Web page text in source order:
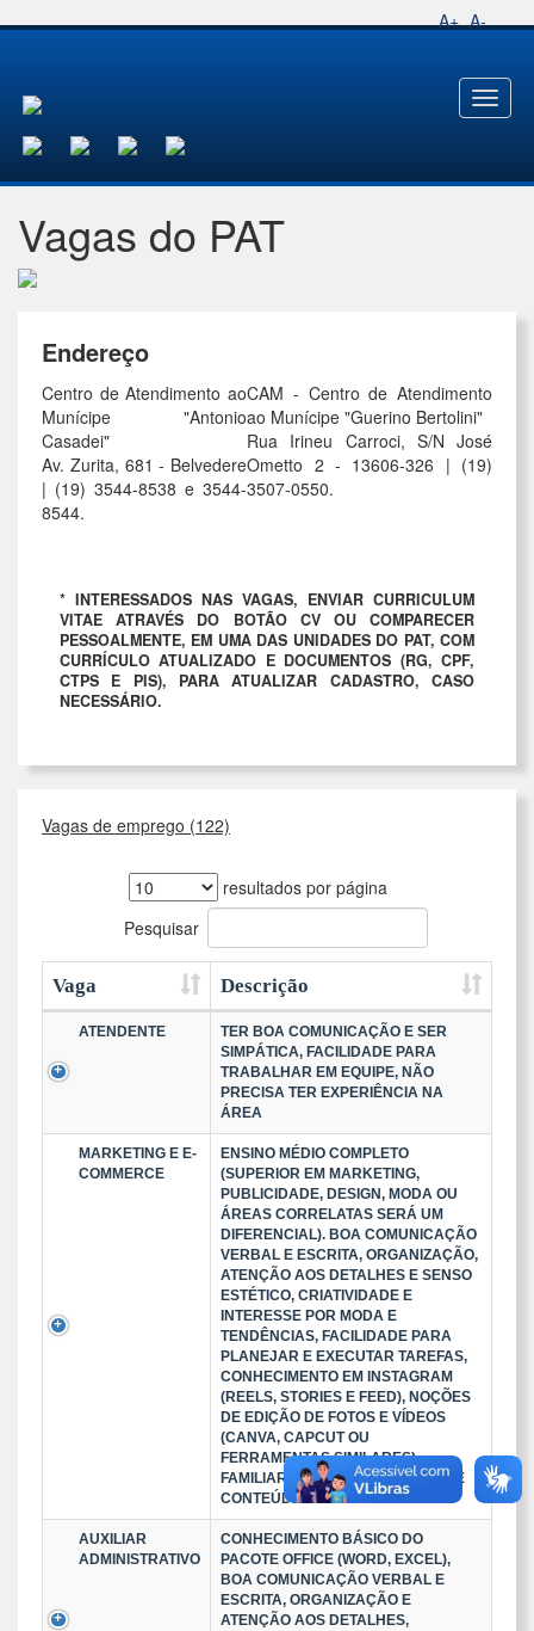
A+ A-
Toggle
Vagas do PAT
Endereço
Centro de Atendimento ao
Munícipe "Antonio
Casadei"
Av. Zurita, 681 - Belvedere
| (19) 3544-8538 e 3544-
8544.
CAM - Centro de Atendimento
ao Munícipe "Guerino Bertolini"
Rua Irineu Carroci, S/N José
Ometto 2 - 13606-326 | (19)
3507-0550.
* INTERESSADOS NAS VAGAS, ENVIAR CURRICULUM
VITAE ATRAVÉS DO BOTÃO CV OU COMPARECER
PESSOALMENTE, EM UMA DAS UNIDADES DO PAT, COM
CURRÍCULO ATUALIZADO E DOCUMENTOS (RG, CPF,
CTPS E PIS), PARA ATUALIZAR CADASTRO, CASO
NECESSÁRIO.
Vagas de emprego (122)
resultados por página
Pesquisar
Vaga Descrição
ATENDENTE
TER BOA COMUNICAÇÃO E SER
SIMPÁTICA, FACILIDADE PARA
TRABALHAR EM EQUIPE, NÃO
PRECISA TER EXPERIÊNCIA NA
ÁREA
MARKETING E E-
COMMERCE
ENSINO MÉDIO COMPLETO
(SUPERIOR EM MARKETING,
PUBLICIDADE, DESIGN, MODA OU
ÁREAS CORRELATAS SERÁ UM
DIFERENCIAL). BOA COMUNICAÇÃO
VERBAL E ESCRITA, ORGANIZAÇÃO,
ATENÇÃO AOS DETALHES E SENSO
ESTÉTICO, CRIATIVIDADE E
INTERESSE POR MODA E
TENDÊNCIAS, FACILIDADE PARA
PLANEJAR E EXECUTAR TAREFAS,
CONHECIMENTO EM INSTAGRAM
(REELS, STORIES E FEED), NOÇÕES
DE EDIÇÃO DE FOTOS E VÍDEOS
(CANVA, CAPCUT OU
FERRAMENTAS SIMILARES).
FAMILIARIDADE COM CRIAÇÃO DE
CONTEÚDO PARA REDES SOCIA
AUXILIAR
ADMINISTRATIVO
CONHECIMENTO BÁSICO DO
PACOTE OFFICE (WORD, EXCEL),
BOA COMUNICAÇÃO VERBAL E
ESCRITA, ORGANIZAÇÃO E
ATENÇÃO AOS DETALHES,